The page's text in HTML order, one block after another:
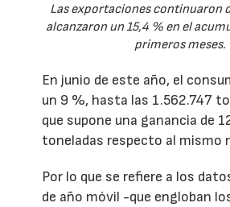
Las exportaciones continuaron
alcanzaron un 15,4 % en el
primeros meses.
En junio de este año, el
un 9 %, hasta las 1.562.747
que supone una ganancia de
toneladas respecto al mismo
Por lo que se refiere a los
de año móvil -que engloban